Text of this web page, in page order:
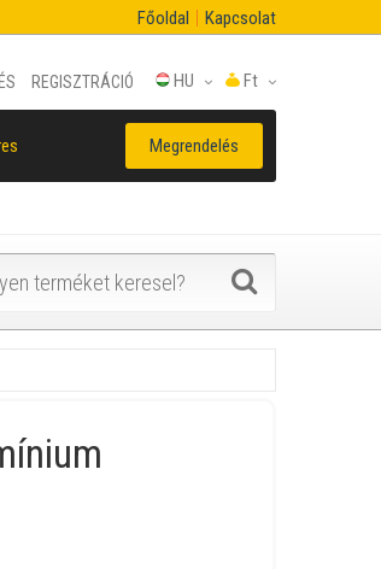
Főoldal Kapcsolat
Ft
HU
REGISZTRÁCIÓ
Megrendelés